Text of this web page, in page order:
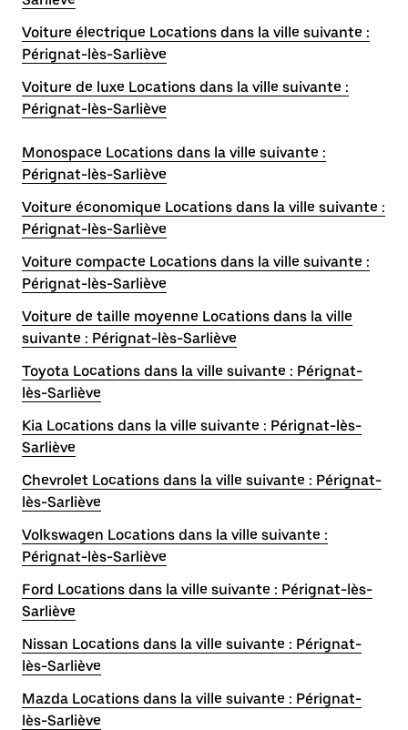
Voiture électrique Locations dans la ville suivante :
Pérignat-lès-Sarliève
Voiture de luxe Locations dans la ville suivante :
Pérignat-lès-Sarliève
Monospace Locations dans la ville suivante :
Pérignat-lès-Sarliève
Voiture économique Locations dans la ville suivante :
Pérignat-lès-Sarliève
Voiture compacte Locations dans la ville suivante :
Pérignat-lès-Sarliève
Voiture de taille moyenne Locations dans la ville
suivante : Pérignat-lès-Sarliève
Toyota Locations dans la ville suivante : Pérignat-
lès-Sarliève
Kia Locations dans la ville suivante : Pérignat-lès-
Sarliève
Chevrolet Locations dans la ville suivante : Pérignat-
lès-Sarliève
Volkswagen Locations dans la ville suivante :
Pérignat-lès-Sarliève
Ford Locations dans la ville suivante : Pérignat-lès-
Sarliève
Nissan Locations dans la ville suivante : Pérignat-
lès-Sarliève
Mazda Locations dans la ville suivante : Pérignat-
lès-Sarliève